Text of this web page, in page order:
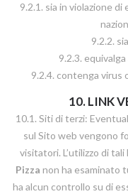
9.2.1. sia in violazione
9.2.2.
9.2.3.
9.2.4. contenga virus
10. LINK
10.1. Siti di terzi:
sul Sito web vengono
visitatori. L’utilizzo di
Pizza non ha esaminato
ha alcun controllo su di